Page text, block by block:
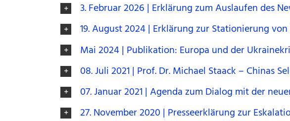
3. Februar 2026 | Erklärung zum Auslaufen des
19. August 2024 | Erklärung zur Stationierung
Mai 2024 | Publikation: Europa und der
08. Juli 2021 | Prof. Dr. Michael Staack – Chinas
07. Januar 2021 | Agenda zum Dialog mit der
27. November 2020 | Presseerklärung zur